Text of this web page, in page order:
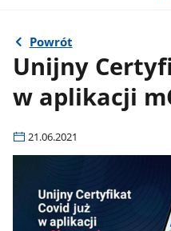
Powrót
Unijny
w aplikacji
21.06.2021